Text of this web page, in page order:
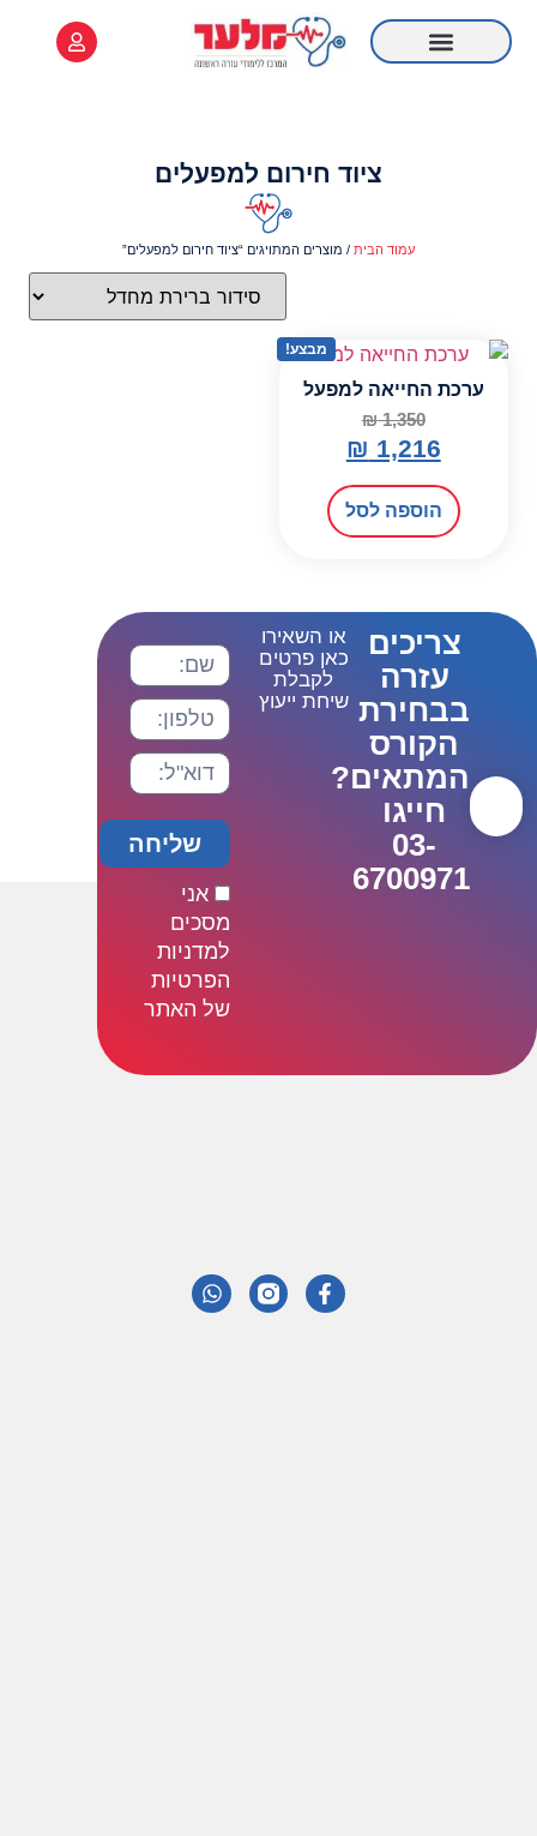
לתוכן
ציוד חירום למפעלים
עמוד הבית / מוצרים המתויגים “ציוד חירום למפעלים”
מבצע!
ערכת החייאה למפעל
₪1,350
₪ 1,216
הוספה לסל
צריכים
עזרה
בבחירת
הקורס
המתאים?
חייגו
03-
6700971
או השאירו
כאן פרטים
לקבלת
שיחת ייעוץ
אני
מסכים
למדניות
הפרטיות
של האתר
שליחה